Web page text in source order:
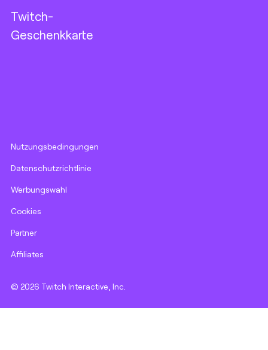
Twitch-
Geschenkkarte
Nutzungsbedingungen
Datenschutzrichtlinie
Werbungswahl
Cookies
Partner
Affiliates
© 2026 Twitch Interactive, Inc.